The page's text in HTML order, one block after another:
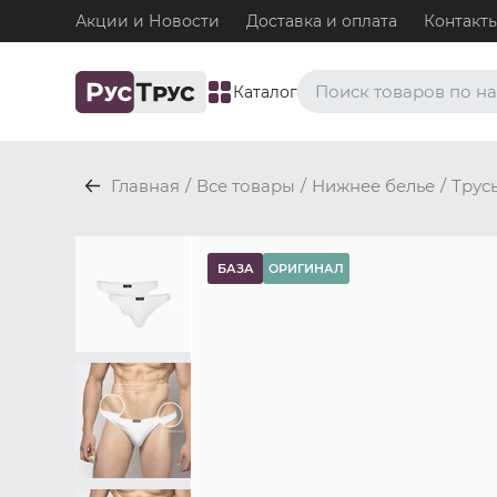
Акции и Новости Доставка и оплата
Каталог
Топ-бра
Нижнее белье / Топ-бра
Главная / Все товары / Нижнее белье /
БАЗА ОРИГИНАЛ